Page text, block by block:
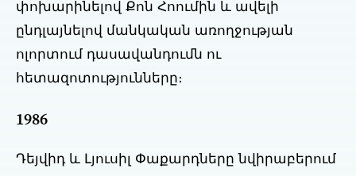
փոխարինելով Քոն Հոումին և ավելի
ընդլայնելով մանկական առողջության
ոլորտում դասավանդումն ու
հետազոտությունները։
1986
Դեյվիդ և Լյուսիլ Փաքարդները նվիրաբերում